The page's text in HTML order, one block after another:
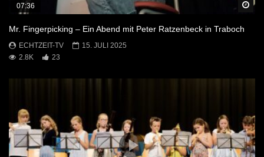
07:36
Mr. Fingerpicking – Ein Abend mit Peter Ratzenbeck in Traboch
ECHTZEIT-TV
15. JULI 2025
2.8K
23